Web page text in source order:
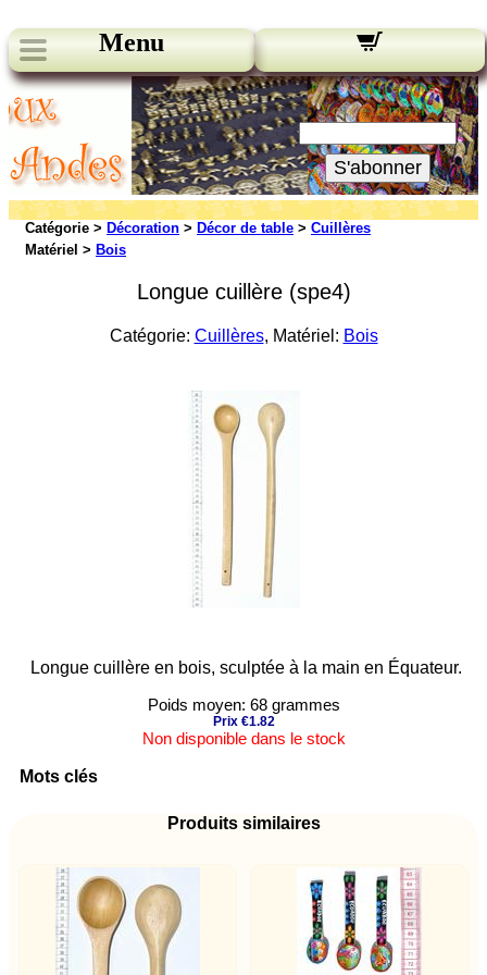
Menu
Nos bulletins:
Votre Email:
S'abonner
Catégorie > Décoration > Décor de table > Cuillères
Matériel > Bois
Longue cuillère (spe4)
Catégorie: Cuillères, Matériel: Bois
Longue cuillère en bois, sculptée à la main en Équateur.
Poids moyen: 68 grammes
Prix €1.82
Non disponible dans le stock
Mots clés
Produits similaires